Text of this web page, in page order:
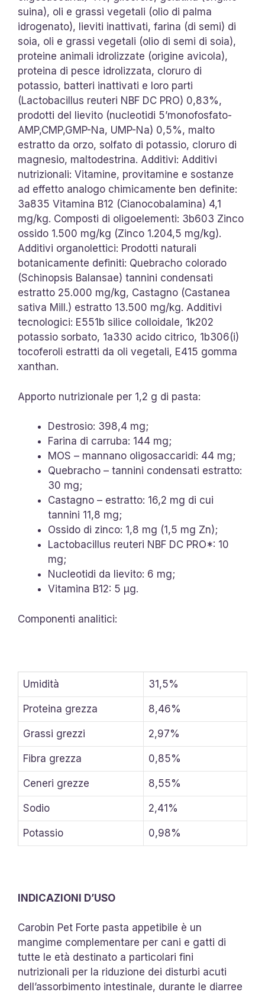
suina), oli e grassi vegetali (olio di palma
idrogenato), lieviti inattivati, farina (di semi) di
soia, oli e grassi vegetali (olio di semi di soia),
proteine animali idrolizzate (origine avicola),
proteina di pesce idrolizzata, cloruro di
potassio, batteri inattivati e loro parti
(Lactobacillus reuteri NBF DC PRO) 0,83%,
prodotti del lievito (nucleotidi 5’monofosfato-
AMP,CMP,GMP-Na, UMP-Na) 0,5%, malto
estratto da orzo, solfato di potassio, cloruro di
magnesio, maltodestrina. Additivi: Additivi
nutrizionali: Vitamine, provitamine e sostanze
ad effetto analogo chimicamente ben definite:
3a835 Vitamina B12 (Cianocobalamina) 4,1
mg/kg. Composti di oligoelementi: 3b603 Zinco
ossido 1.500 mg/kg (Zinco 1.204,5 mg/kg).
Additivi organolettici: Prodotti naturali
botanicamente definiti: Quebracho colorado
(Schinopsis Balansae) tannini condensati
estratto 25.000 mg/kg, Castagno (Castanea
sativa Mill.) estratto 13.500 mg/kg. Additivi
tecnologici: E551b silice colloidale, 1k202
potassio sorbato, 1a330 acido citrico, 1b306(i)
tocoferoli estratti da oli vegetali, E415 gomma
xanthan.
Apporto nutrizionale per 1,2 g di pasta:
Destrosio: 398,4 mg;
Farina di carruba: 144 mg;
MOS – mannano oligosaccaridi: 44 mg;
Quebracho – tannini condensati estratto:
30 mg;
Castagno – estratto: 16,2 mg di cui
tannini 11,8 mg;
Ossido di zinco: 1,8 mg (1,5 mg Zn);
Lactobacillus reuteri NBF DC PRO*: 10
mg;
Nucleotidi da lievito: 6 mg;
Vitamina B12: 5 μg.
Componenti analitici:
Umidità 31,5%
Proteina grezza 8,46%
Grassi grezzi 2,97%
Fibra grezza 0,85%
Ceneri grezze 8,55%
Sodio 2,41%
Potassio 0,98%
INDICAZIONI D’USO
Carobin Pet Forte pasta appetibile è un
mangime complementare per cani e gatti di
tutte le età destinato a particolari fini
nutrizionali per la riduzione dei disturbi acuti
dell’assorbimento intestinale, durante le diarree